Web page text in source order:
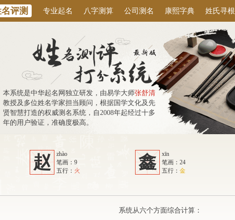
评测 专业起名 八字测算 公司测名 康熙字典 姓氏寻根
本系统是中华起名网独立研发，由易学大师张舒清
教授及多位姓名学家担当顾问，根据国学文化及先
贤智慧打造的权威测名系统，自2008年起经过十多
年的用户验证，准确度极高。
赵
zhào
笔画：9
五行： 火 鑫
xīn
笔画：24
五行： 金
系统从六个方面综合计算：